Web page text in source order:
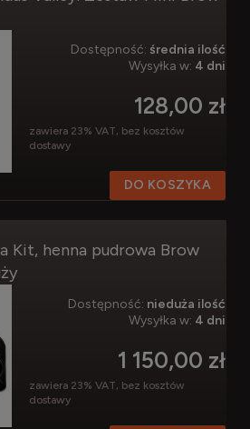
Dostępność: średnia ilość
Wysyłka w: 4 dni
128,00 zł
zawiera 23% VAT, bez kosztów
dostawy
DO KOSZYKA
Kit, henna pudrowa Brow
Dostępność: nieduża ilość
Wysyłka w: 4 dni
1 150,00 zł
zawiera 23% VAT, bez kosztów
dostawy